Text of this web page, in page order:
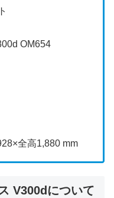
OM654
全高1,880 mm
V300dについて